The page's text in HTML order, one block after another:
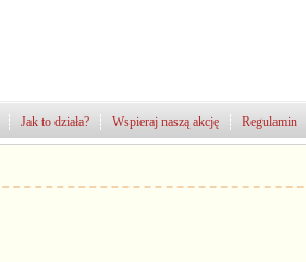
Regulamin
Wspieraj naszą akcję
Jak to działa?